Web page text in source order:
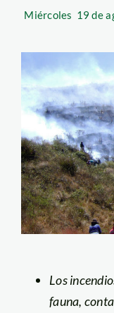
Miércoles 19 de
Los
fauna,